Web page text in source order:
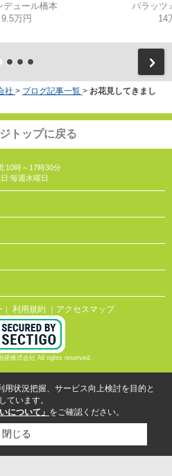
デュール橋本
9.5万円
パラッツ
14
社 > ブログ記事一覧 > お花見してきまし
トップに戻る
:10時～17時30分
:毎週水曜日
利用規約 ｜アクセスマップ
産株式会社 All rights reserved.
状況把握、サービス向上検討を目的と
ています。
について」 をご確認ください。
閉じる